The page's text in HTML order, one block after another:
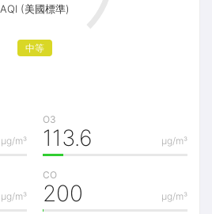
AQI (美國標準)
中等
μg/m³
O3
μg/m³
113.6
μg/m³
CO
μg/m³
200